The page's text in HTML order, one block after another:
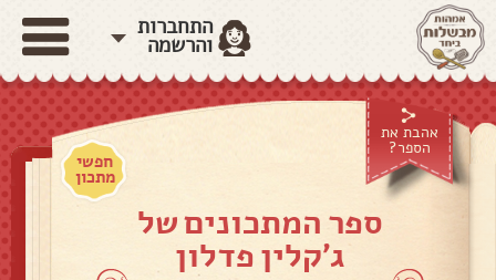
התחברות
והרשמה
אהבת את
הספר?
חפשי
מתכון
ספר המתכונים של
ג'קלין פדלון